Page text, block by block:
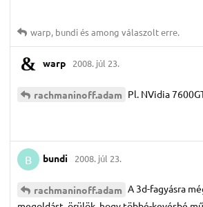
warp, bundiésamong válaszolt erre.
warp 2008. júl 23.
rachmaninoff.​adam Pl. NVidia
B bundi 2008. júl 23.
rachmaninoff.​adam A 3d-fagyásra